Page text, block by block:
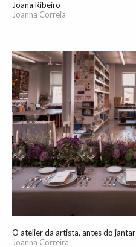
Joana Ribeiro
Joanna Correia
O atelier da artista, antes do jantar
Joanna Correira